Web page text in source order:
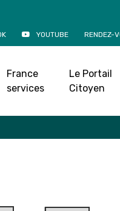
YOUTUBE RENDEZ-
France
services
Le Portail
Citoyen
Accueil»Agenda